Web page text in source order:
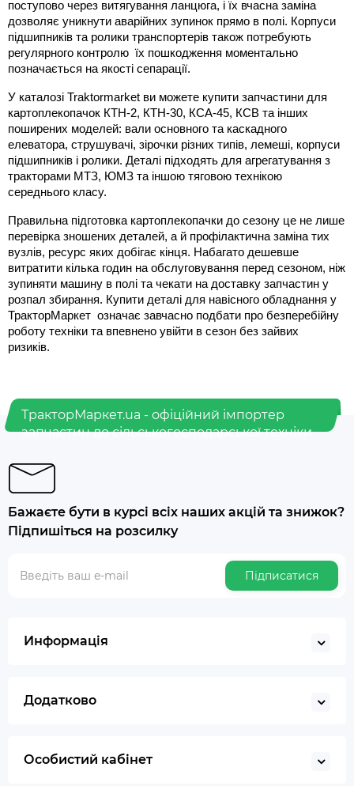
поступово через витягування ланцюга, і їх вчасна заміна
дозволяє уникнути аварійних зупинок прямо в полі. Корпуси
підшипників та ролики транспортерів також потребують
регулярного контролю  їх пошкодження моментально
позначається на якості сепарації.
У каталозі Traktormarket ви можете купити запчастини для
картоплекопачок КТН-2, КТН-30, КСА-45, КСВ та інших
поширених моделей: вали основного та каскадного
елеватора, струшувачі, зірочки різних типів, лемеші, корпуси
підшипників і ролики. Деталі підходять для агрегатування з
тракторами МТЗ, ЮМЗ та іншою тяговою технікою
середнього класу.
Правильна підготовка картоплекопачки до сезону це не лише
перевірка зношених деталей, а й профілактична заміна тих
вузлів, ресурс яких добігає кінця. Набагато дешевше
витратити кілька годин на обслуговування перед сезоном, ніж
зупиняти машину в полі та чекати на доставку запчастин у
розпал збирання. Купити деталі для навісного обладнання у
ТракторМаркет  означає завчасно подбати про безперебійну
роботу техніки та впевнено увійти в сезон без зайвих
ризиків.
ТракторМаркет.ua - офіційний імпортер
запчастин до сільськогосподарської техніки
Бажаєте бути в курсі всіх наших акцій та знижок?
Підпишіться на розсилку
Підписатися
Информація
Додатково
Особистий кабінет